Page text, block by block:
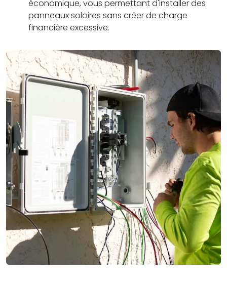
économique, vous permettant d'installer des
panneaux solaires sans créer de charge
financière excessive.